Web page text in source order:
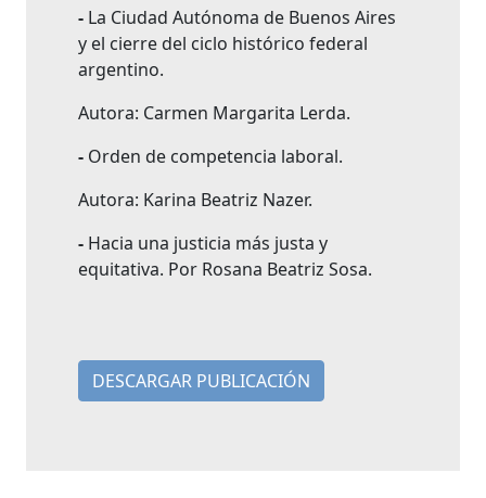
- La Ciudad Autónoma de Buenos Aires
y el cierre del ciclo histórico federal
argentino.
Autora: Carmen Margarita Lerda.
- Orden de competencia laboral.
Autora: Karina Beatriz Nazer.
- Hacia una justicia más justa y
equitativa. Por Rosana Beatriz Sosa.
DESCARGAR PUBLICACIÓN